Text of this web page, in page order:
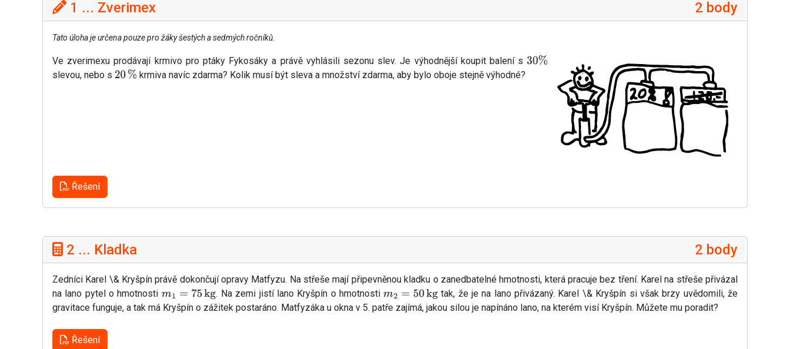
1 ... Zverimex 2 body
Tato úloha je určena pouze pro žáky šestých a sedmých ročníků.
Ve zverimexu prodávají krmivo pro ptáky Fykosáky a právě vyhlásili sezonu slev. Je výhodnější koupit balení s30%
slevou, nebo s 20% krmiva navíc zdarma? Kolik musí být sleva a množství zdarma, aby bylo oboje stejně výhodné?
Řešení
2 ... Kladka 2 body
Zedníci Karel \& Kryšpín právě dokončují opravy Matfyzu. Na střeše mají připevněnou kladku o zanedbatelné hmotnosti, která pracuje bez tření. Karel na střeše přivázal
na lano pytel o hmotnosti m1= 75 kg . Na zemi jistí lano Kryšpín o hmotnostim2=50 kg
tak, že je na lano přivázaný. Karel \& Kryšpín si však brzy uvědomili, že
gravitace funguje, a tak má Kryšpín o zážitek postaráno. Matfyzáka u okna v 5. patře zajímá, jakou silou je napínáno lano, na kterém visí Kryšpín. Můžete mu poradit?
Řešení